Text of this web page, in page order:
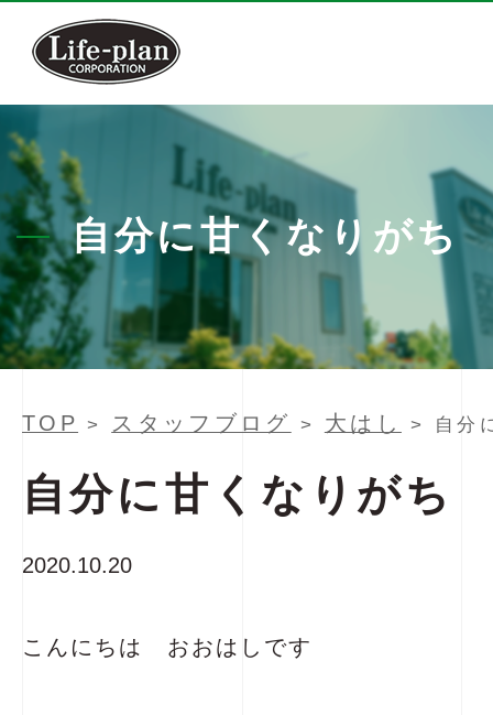
自分に甘くなりがち
TOP > スタッフブログ > 大はし > 自分
自分に甘くなりがち
2020.10.20
こんにちは おおはしです